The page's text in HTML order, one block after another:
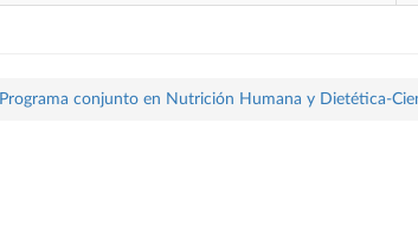
Programa conjunto en Nutrición Humana y Dietética-